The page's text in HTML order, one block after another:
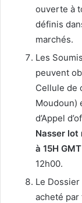
ouverte à
définis
marchés.
Les
peuvent
Cellule de
Moudoun)
d’Appel
Nasser lot
à 15H GMT
12h00.
Le Dossier
acheté